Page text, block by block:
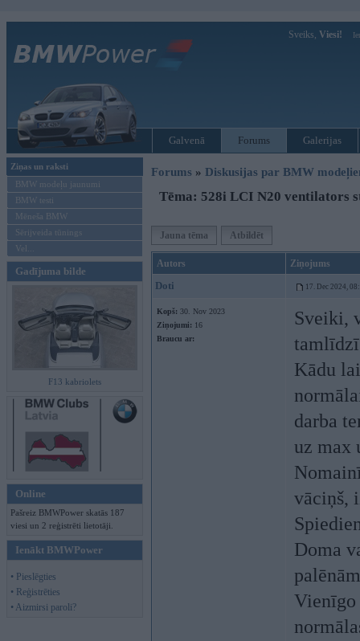
Sveiks, Viesi!
Galvenā Forums Galerijas
Ziņas un raksti
BMW modeļu jaunumi
BMW testi
Mēneša BMW
Sērijveida tūnings
Vel...
Gadījuma bilde
F13 kabriolets
Online
Pašreiz BMWPower skatās 187
viesi un 2 reģistrēti lietotāji.
Ienākt BMWPower
• Pieslēgties
• Reģistrēties
• Aizmirsi paroli?
Forums » Diskusijas par BMW
Tēma: 528i LCI N20 ventilators
Jauna tēma Atbildēt
Autors Ziņojums
Doti 17. Dec 2024,
Kopš: 30. Nov 2023
Ziņojumi: 16
Braucu ar:
Sveiki,
Kādu
darba
uz max
vāciņš,
Doma
Vienīgo